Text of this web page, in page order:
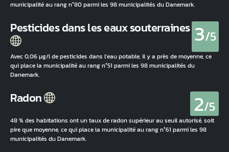
municipalité au rang n°80 parmi les 98 municipalités du Danemark.
Pesticides dans les eaux souterraines 3/5
Avec 0,06 µg/l de pesticides dans l'eau potable, il y a près de moyenne, ce
qui place la municipalité au rang n°51 parmi les 98 municipalités du
Danemark.
Radon 2/5
48 % des habitations ont un taux de radon supérieur au seuil autorisé, soit
pire que moyenne, ce qui place la municipalité au rang n°61 parmi les 98
municipalités du Danemark.